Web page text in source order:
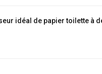
idéal de papier toilette à